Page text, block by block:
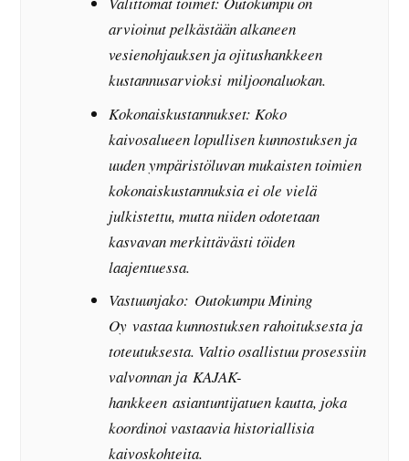
arvioinut pelkästään alkaneen
vesienohjauksen ja ojitushankkeen
kustannusarvioksi miljoonaluokan.
Kokonaiskustannukset: Koko
kaivosalueen lopullisen kunnostuksen ja
uuden ympäristöluvan mukaisten toimien
kokonaiskustannuksia ei ole vielä
julkistettu, mutta niiden odotetaan
kasvavan merkittävästi töiden
laajentuessa.
Vastuunjako: Outokumpu Mining
Oy vastaa kunnostuksen rahoituksesta ja
toteutuksesta. Valtio osallistuu prosessiin
valvonnan ja KAJAK-
hankkeen asiantuntijatuen kautta, joka
koordinoi vastaavia historiallisia
kaivoskohteita.